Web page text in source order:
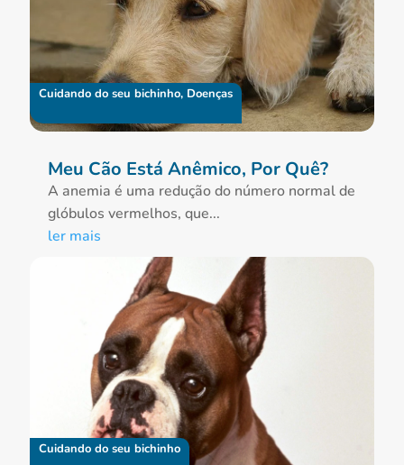
Meu Cão Está Anêmico, Por Quê?
Cuidando do seu bichinho, Doenças
A anemia é uma redução do número normal de
glóbulos vermelhos, que...
ler mais
Cuidando do seu bichinho